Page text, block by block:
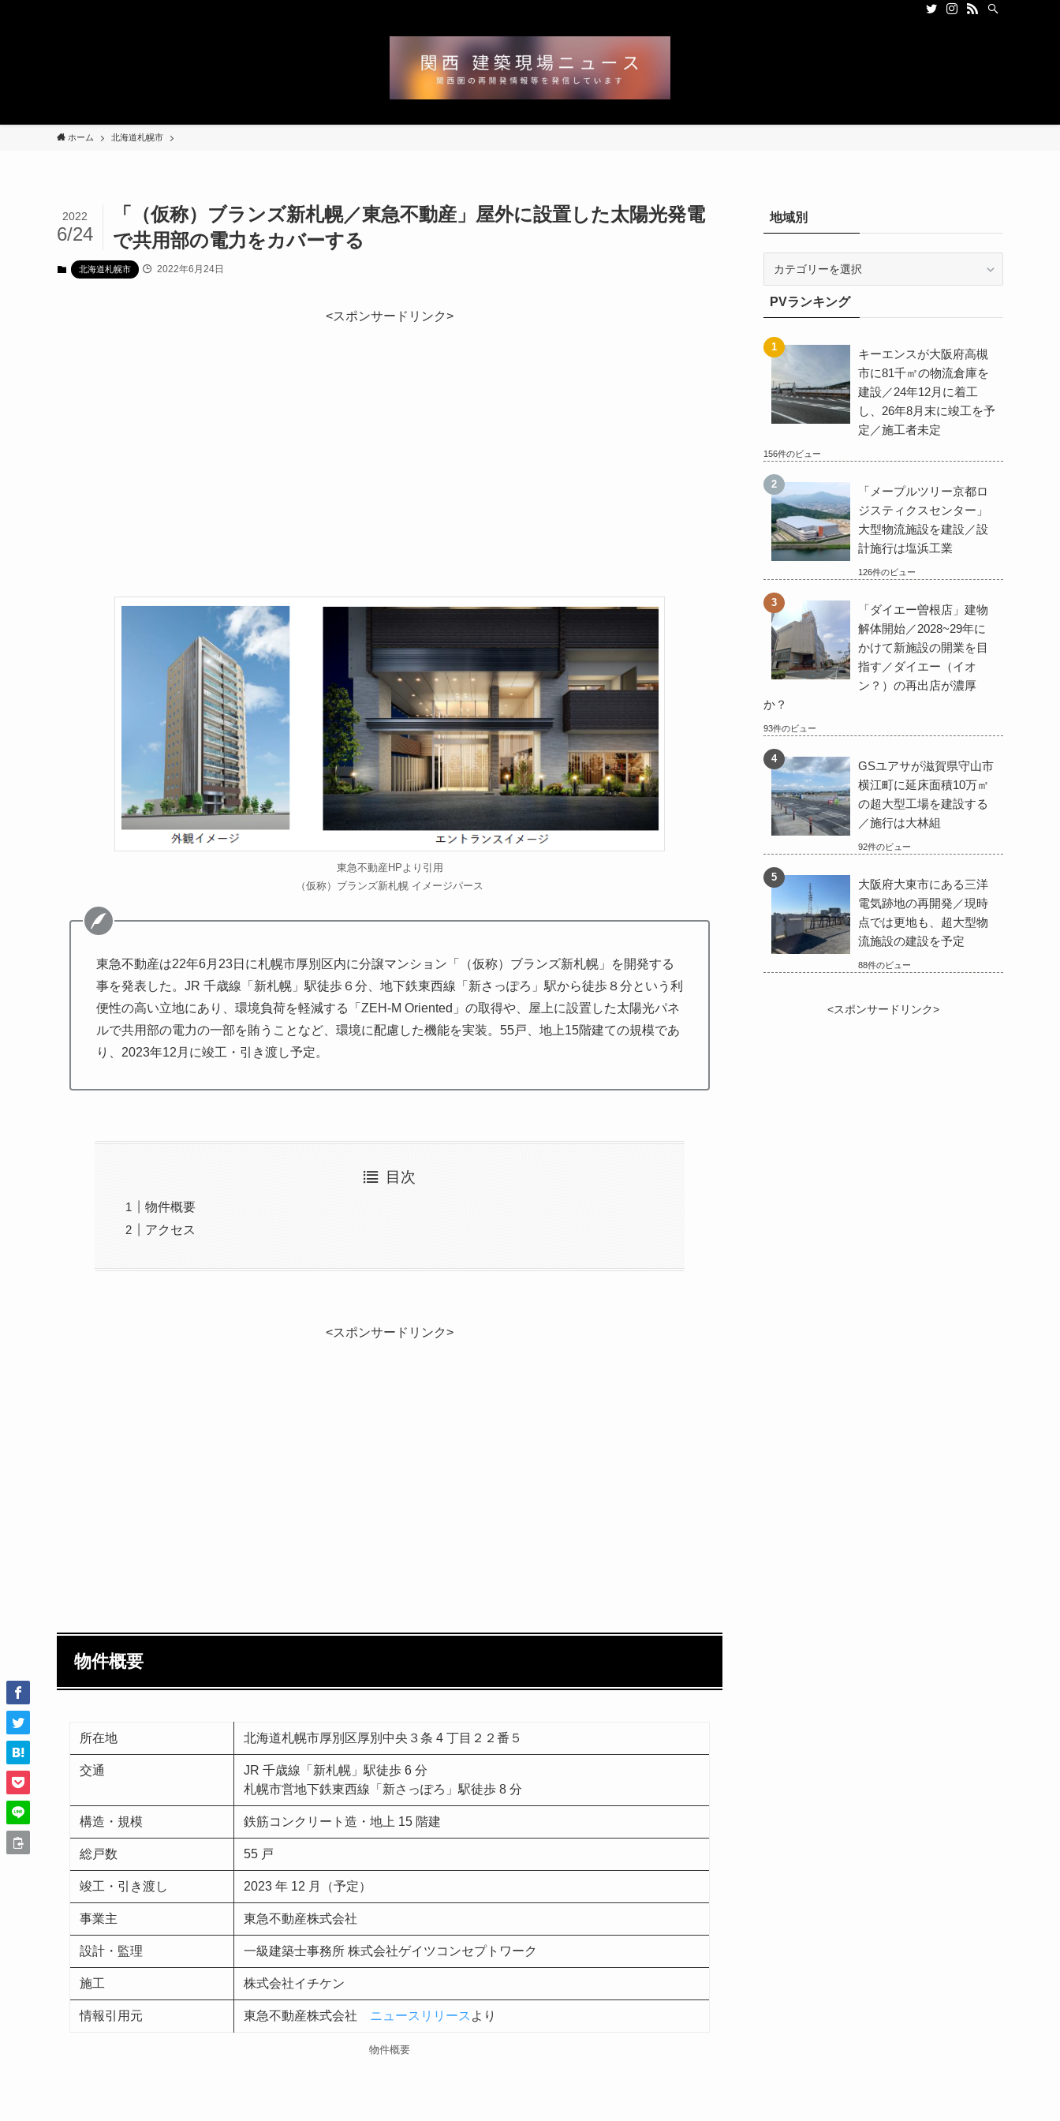
ホーム 北海道札幌市
「（仮称）ブランズ新札幌／東急不動産」屋外に設置した太陽光発電
で共用部の電力をカバーする
2022
6/24
北海道札幌市 2022年6月24日
<スポンサードリンク>
東急不動産HPより引用
（仮称）ブランズ新札幌 イメージパース
東急不動産は22年6月23日に札幌市厚別区内に分譲マンション「（仮称）ブランズ新札幌」を開発する
事を発表した。JR 千歳線「新札幌」駅徒歩６分、地下鉄東西線「新さっぽろ」駅から徒歩８分という利
便性の高い立地にあり、環境負荷を軽減する「ZEH-M Oriented」の取得や、屋上に設置した太陽光パネ
ルで共用部の電力の一部を賄うことなど、環境に配慮した機能を実装。55戸、地上15階建ての規模であ
り、2023年12月に竣工・引き渡し予定。
目次
物件概要
アクセス
<スポンサードリンク>
物件概要
所在地 北海道札幌市厚別区厚別中央３条 4 丁目２２番５
交通
JR 千歳線「新札幌」駅徒歩 6 分
札幌市営地下鉄東西線「新さっぽろ」駅徒歩 8 分
構造・規模 鉄筋コンクリート造・地上 15 階建
総戸数 55 戸
竣工・引き渡し 2023 年 12 月（予定）
事業主 東急不動産株式会社
設計・監理 一級建築士事務所 株式会社ゲイツコンセプトワーク
施工 株式会社イチケン
情報引用元 東急不動産株式会社 ニュースリリース より
物件概要
地域別
別PVランキング
キーエンスが大阪府高槻
市に81千㎡の物流倉庫を
建設／24年12月に着工
し、26年8月末に竣工を予
定／施工者未定
156件のビュー
「メープルツリー京都ロ
ジスティクスセンター」
大型物流施設を建設／設
計施行は塩浜工業
126件のビュー
「ダイエー曽根店」建物
解体開始／2028~29年に
かけて新施設の開業を目
指す／ダイエー（イオ
ン？）の再出店が濃厚
か？
93件のビュー
GSユアサが滋賀県守山市
横江町に延床面積10万㎡
の超大型工場を建設する
／施行は大林組
92件のビュー
大阪府大東市にある三洋
電気跡地の再開発／現時
点では更地も、超大型物
流施設の建設を予定
88件のビュー
<スポンサードリンク>